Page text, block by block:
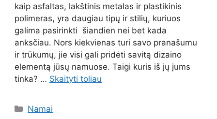
kaip asfaltas, lakštinis metalas ir plastikinis
polimeras, yra daugiau tipų ir stilių, kuriuos
galima pasirinkti šiandien nei bet kada
anksčiau. Nors kiekvienas turi savo pranašumu
ir trūkumų, jie visi gali pridėti savitą dizaino
elementą jūsų namuose. Taigi kuris iš jų jums
tinka? … Skaityti toliau
Kategorijos
Namai